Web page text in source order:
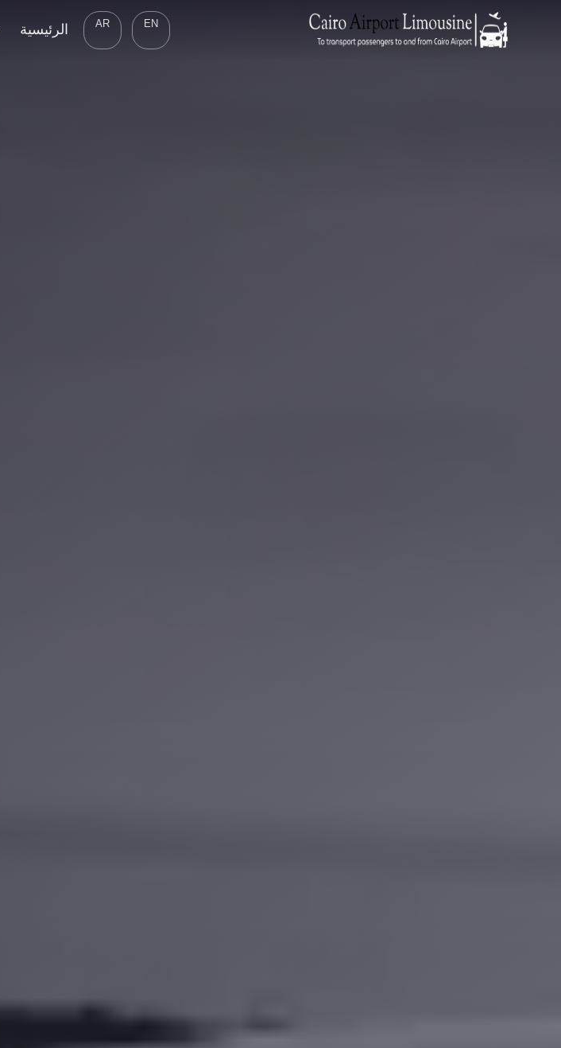
EN
AR الرئيسية